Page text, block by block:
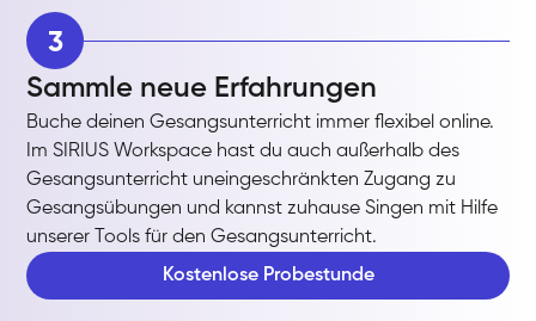
3
Sammle neue Erfahrungen
Buche deinen Gesangsunterricht immer flexibel online.
Im SIRIUS Workspace hast du auch außerhalb des
Gesangsunterricht uneingeschränkten Zugang zu
Gesangsübungen und kannst zuhause Singen mit Hilfe
unserer Tools für den Gesangsunterricht.
Kostenlose Probestunde